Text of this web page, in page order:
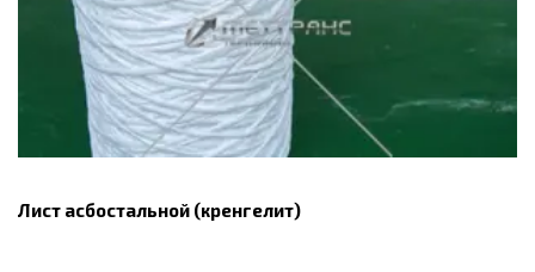
Лист асбостальной (кренгелит)